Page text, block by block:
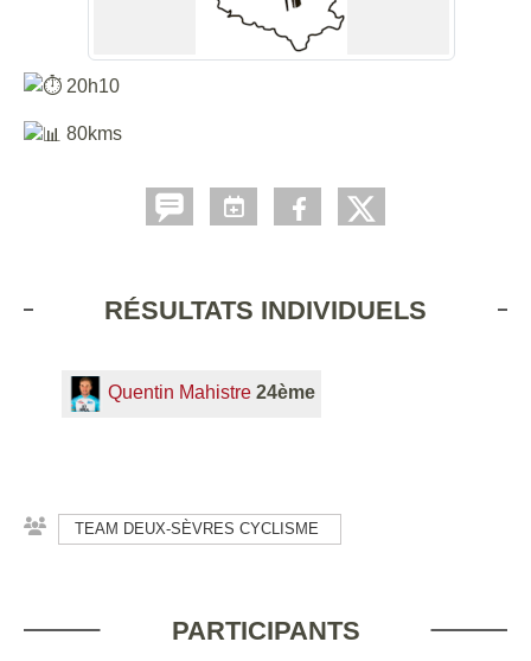
20h10
80kms
RÉSULTATS INDIVIDUELS
Quentin Mahistre 24ème
TEAM DEUX-SÈVRES CYCLISME
PARTICIPANTS